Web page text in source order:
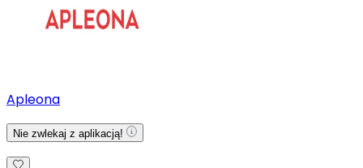
Apleona
Nie zwlekaj z aplikacją!